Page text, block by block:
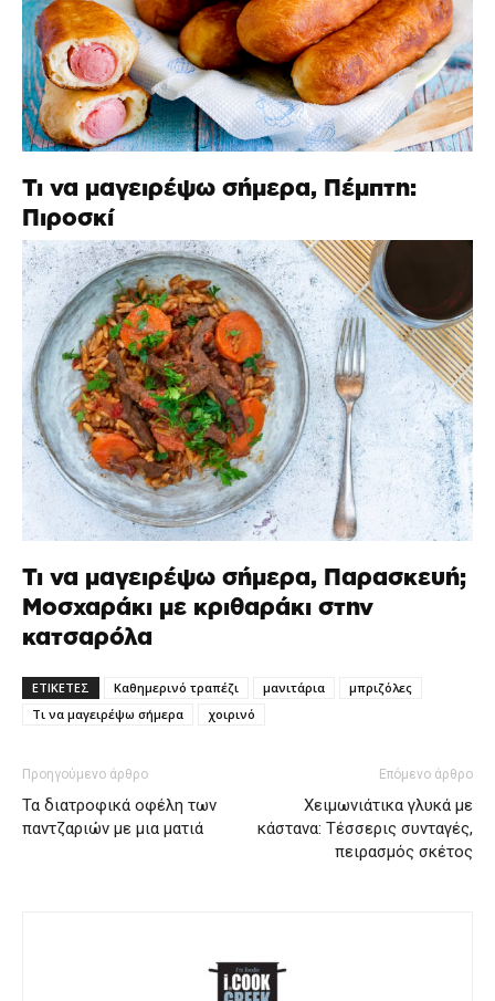
Τι να μαγειρέψω σήμερα, Πέμπτη:
Πιροσκί
Τι να μαγειρέψω σήμερα, Παρασκευή;
Μοσχαράκι με κριθαράκι στην
κατσαρόλα
ΕΤΙΚΕΤΕΣ Καθημερινό τραπέζι μανιτάρια
μπριζόλες
Τι να μαγειρέψω σήμερα
χοιρινό
Προηγούμενο άρθρο
Τα διατροφικά οφέλη των
παντζαριών με μια ματιά
Επόμενο άρθρο
Χειμωνιάτικα γλυκά με
κάστανα: Τέσσερις συνταγές,
πειρασμός σκέτος